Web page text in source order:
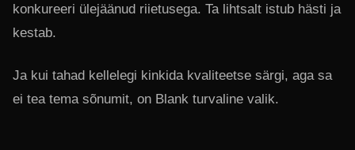
konkureeri ülejäänud riietusega. Ta lihtsalt istub hästi ja
kestab.
Ja kui tahad kellelegi kinkida kvaliteetse särgi, aga sa
ei tea tema sõnumit, on Blank turvaline valik.